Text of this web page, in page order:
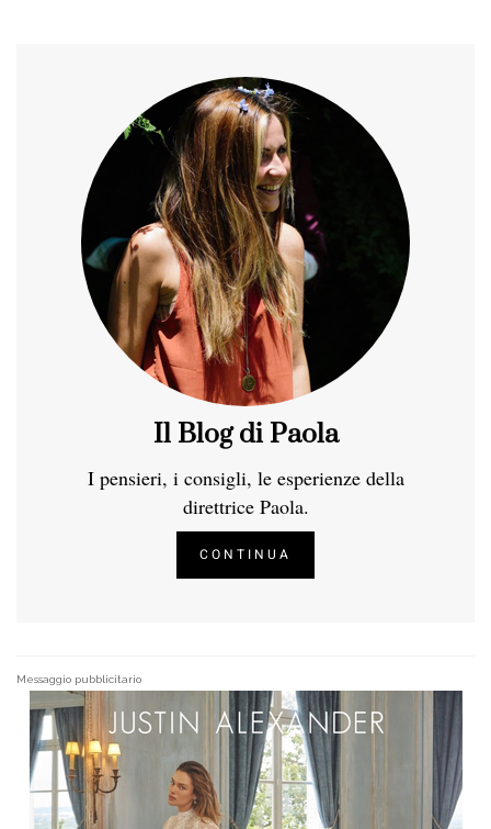
Il Blog di Paola
I pensieri, i consigli, le esperienze della
direttrice Paola.
CONTINUA
Messaggio pubblicitario